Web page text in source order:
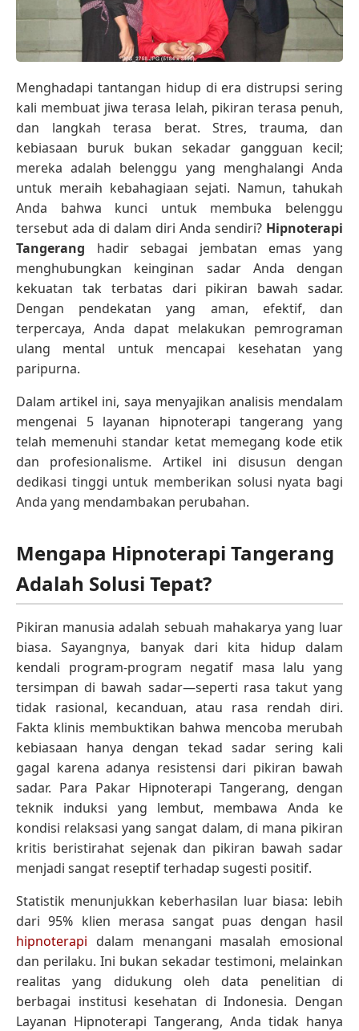
Menghadapi tantangan hidup di era distrupsi sering
kali membuat jiwa terasa lelah, pikiran terasa penuh,
dan langkah terasa berat. Stres, trauma, dan
kebiasaan buruk bukan sekadar gangguan kecil;
mereka adalah belenggu yang menghalangi Anda
untuk meraih kebahagiaan sejati. Namun, tahukah
Anda bahwa kunci untuk membuka belenggu
tersebut ada di dalam diri Anda sendiri? Hipnoterapi
Tangerang hadir sebagai jembatan emas yang
menghubungkan keinginan sadar Anda dengan
kekuatan tak terbatas dari pikiran bawah sadar.
Dengan pendekatan yang aman, efektif, dan
terpercaya, Anda dapat melakukan pemrograman
ulang mental untuk mencapai kesehatan yang
paripurna.
Dalam artikel ini, saya menyajikan analisis mendalam
mengenai 5 layanan hipnoterapi tangerang yang
telah memenuhi standar ketat memegang kode etik
dan profesionalisme. Artikel ini disusun dengan
dedikasi tinggi untuk memberikan solusi nyata bagi
Anda yang mendambakan perubahan.
Mengapa Hipnoterapi Tangerang
Adalah Solusi Tepat?
Pikiran manusia adalah sebuah mahakarya yang luar
biasa. Sayangnya, banyak dari kita hidup dalam
kendali program-program negatif masa lalu yang
tersimpan di bawah sadar—seperti rasa takut yang
tidak rasional, kecanduan, atau rasa rendah diri.
Fakta klinis membuktikan bahwa mencoba merubah
kebiasaan hanya dengan tekad sadar sering kali
gagal karena adanya resistensi dari pikiran bawah
sadar. Para Pakar Hipnoterapi Tangerang, dengan
teknik induksi yang lembut, membawa Anda ke
kondisi relaksasi yang sangat dalam, di mana pikiran
kritis beristirahat sejenak dan pikiran bawah sadar
menjadi sangat reseptif terhadap sugesti positif.
Statistik menunjukkan keberhasilan luar biasa: lebih
dari 95% klien merasa sangat puas dengan hasil
hipnoterapi dalam menangani masalah emosional
dan perilaku. Ini bukan sekadar testimoni, melainkan
realitas yang didukung oleh data penelitian di
berbagai institusi kesehatan di Indonesia. Dengan
Layanan Hipnoterapi Tangerang, Anda tidak hanya